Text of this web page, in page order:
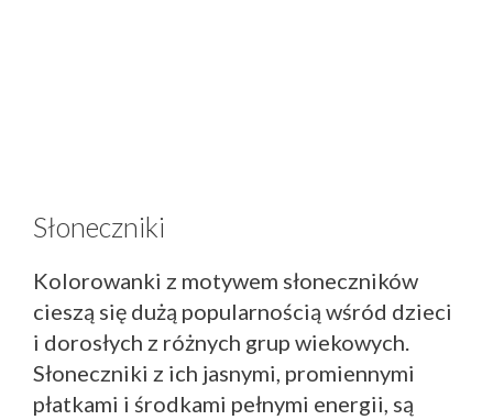
Słoneczniki
Kolorowanki z motywem słoneczników
cieszą się dużą popularnością wśród dzieci
i dorosłych z różnych grup wiekowych.
Słoneczniki z ich jasnymi, promiennymi
płatkami i środkami pełnymi energii, są